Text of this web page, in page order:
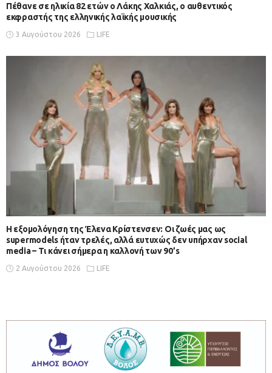
Πέθανε σε ηλικία 82 ετών ο Λάκης Χαλκιάς, ο αυθεντικός
εκφραστής της ελληνικής λαϊκής μουσικής
3 Αυγούστου 2026 LIFE
Η εξομολόγηση της Έλενα Κρίστενσεν: Οι ζωές μας ως
supermodels ήταν τρελές, αλλά ευτυχώς δεν υπήρχαν social
media – Τι κάνει σήμερα η καλλονή των 90’s
2 Αυγούστου 2026 LIFE